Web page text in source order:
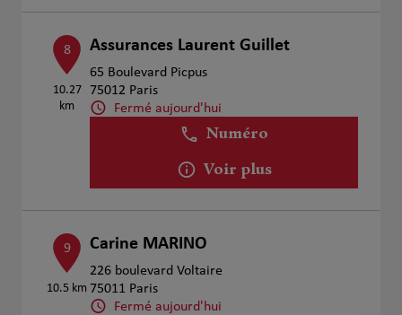
8
10.27
km
Assurances Laurent Guillet
65 Boulevard Picpus
75012 Paris
Fermé aujourd'hui
Numéro
Voir plus
9
10.5 km
Carine MARINO
226 boulevard Voltaire
75011 Paris
Fermé aujourd'hui